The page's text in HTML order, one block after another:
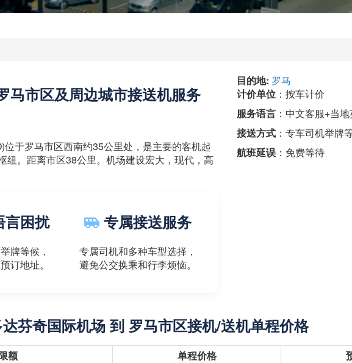
马市区及周边城市接送机服务
于罗马市区西南约35公里处，是主要的客机起
。距离市区38公里。机场建设宏大，现代，高
困扰
牌等候，
订地址。
专属接送服务
专属司机和多种车型选择，
避免公交换乘和行李烦恼。
目的地: 罗马
计价单位 ：按车计价
服务语言 ：中文客服+当
接送方式 ：专车司机举牌
航班延误 ：免费等待
芬奇国际机场 到 罗马市区接机/送机单程价格
额 单程价格